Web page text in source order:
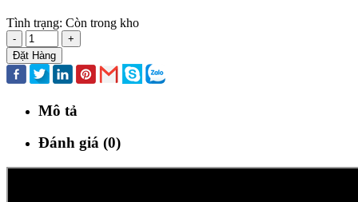
Tình trạng: Còn trong kho
-
+
Đặt Hàng
Mô tả
Đánh giá (0)